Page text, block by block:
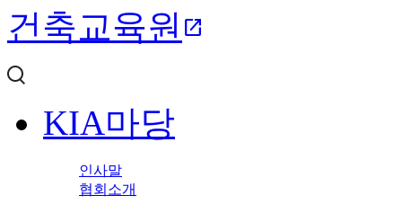
건축교육원 open_in_new
KIA마당
인사말
협회소개